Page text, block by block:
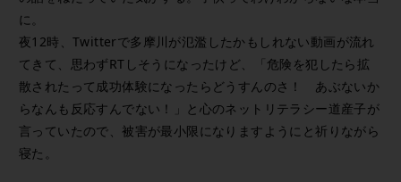
に。
夜12時、Twitterで多摩川が氾濫したかもしれない動画が流れ
てきて、思わずRTしそうになったけど、「危険を犯したら拡
散されたって成功体験になったらどうすんのさ！ あぶないか
らなんも反応すんでない！」と心のネットリテラシー道産子が
言っていたので、被害が最小限になりますようにと祈りながら
寝た。